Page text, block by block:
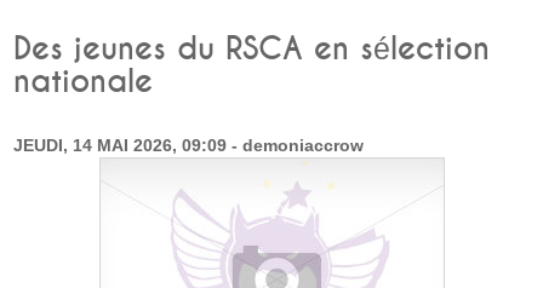
Des jeunes du RSCA en sélection
nationale
JEUDI, 14 MAI 2026, 09:09 - demoniaccrow